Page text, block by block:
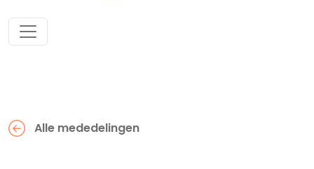
Alle mededelingen